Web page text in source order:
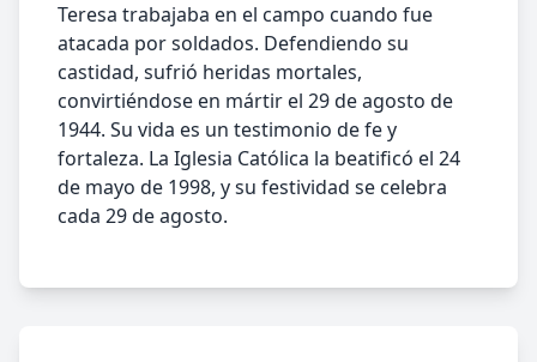
Teresa trabajaba en el campo cuando fue
atacada por soldados. Defendiendo su
castidad, sufrió heridas mortales,
convirtiéndose en mártir el 29 de agosto de
1944. Su vida es un testimonio de fe y
fortaleza. La Iglesia Católica la beatificó el 24
de mayo de 1998, y su festividad se celebra
cada 29 de agosto.